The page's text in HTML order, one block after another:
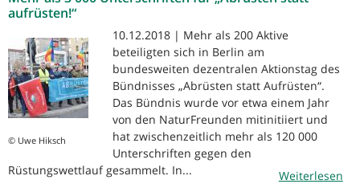
aufrüsten!“
© Uwe Hiksch
10.12.2018 | Mehr als 200 Aktive
beteiligten sich in Berlin am
bundesweiten dezentralen Aktionstag des
Bündnisses „Abrüsten statt Aufrüsten“.
Das Bündnis wurde vor etwa einem Jahr
von den NaturFreunden mitinitiiert und
hat zwischenzeitlich mehr als 120 000
Unterschriften gegen den
Rüstungswettlauf gesammelt. In...
Weiterlesen